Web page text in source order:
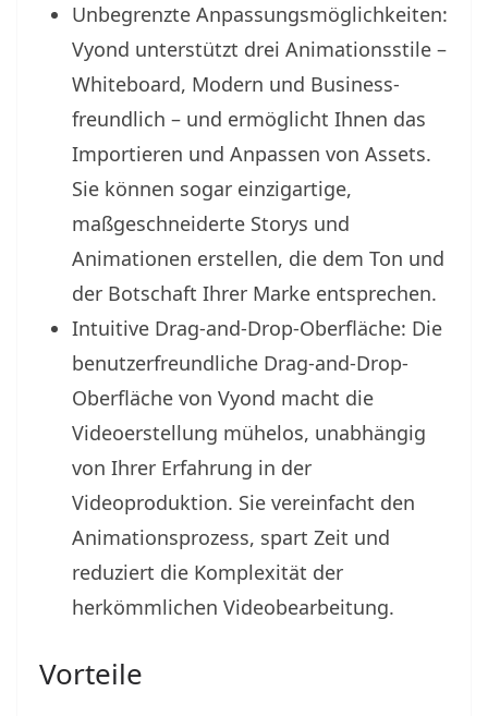
Unbegrenzte Anpassungsmöglichkeiten:
Vyond unterstützt drei Animationsstile –
Whiteboard, Modern und Business-
freundlich – und ermöglicht Ihnen das
Importieren und Anpassen von Assets.
Sie können sogar einzigartige,
maßgeschneiderte Storys und
Animationen erstellen, die dem Ton und
der Botschaft Ihrer Marke entsprechen.
Intuitive Drag-and-Drop-Oberfläche: Die
benutzerfreundliche Drag-and-Drop-
Oberfläche von Vyond macht die
Videoerstellung mühelos, unabhängig
von Ihrer Erfahrung in der
Videoproduktion. Sie vereinfacht den
Animationsprozess, spart Zeit und
reduziert die Komplexität der
herkömmlichen Videobearbeitung.
Vorteile